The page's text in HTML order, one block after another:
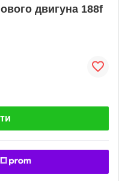
двигуна 188f